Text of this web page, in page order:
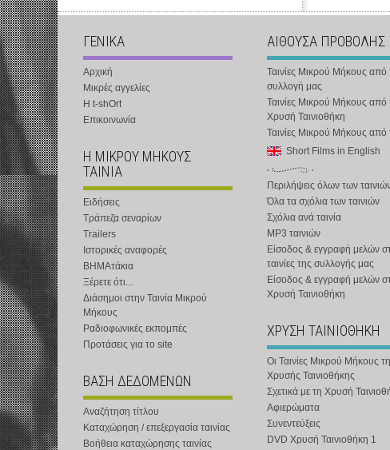
ΓΕΝΙΚΑ
Αρχική
Μικρές αγγελίες
Η t-shOrt
Επικοινωνία
Η ΜΙΚΡΟΥ ΜΗΚΟΥΣ
ΤΑΙΝΙΑ
Ειδήσεις
Τράπεζα σεναρίων
Trailers
Ιστορικές αναφορές
ΒΗΜΑτάκια
Ξέρετε ότι...
Διάσημοι στην Ταινία Μικρού
Μήκους
Ραδιοφωνικές εκπομπές
Προτάσεις για το site
ΒΑΣΗ ΔΕΔΟΜΕΝΩΝ
Αναζήτηση τίτλου
Καταχώρηση / επεξεργασία ταινίας
Βοήθεια καταχώρησης ταινίας
ΑΙΘΟΥΣΑ ΠΡΟΒΟΛΗΣ
Ταινίες Μικρού Μήκους από
συλλογή μας
Ταινίες Μικρού Μήκους από
Χρυσή Ταινιοθήκη
Ταινίες Μικρού Μήκους από
Short Films in English
Περιλήψεις όλων των
Όλα τα σχόλια των ταινιών
Σχόλια ανά ταινία
MP3 ταινιών
Είσοδος & εγγραφή μελών
ταινίες της συλλογής μας
Είσοδος & εγγραφή μελών
Χρυσή Ταινιοθήκη
ΧΡΥΣΗ ΤΑΙΝΙΟΘΗΚΗ
Οι Ταινίες Μικρού Μήκους
Χρυσής Ταινιοθήκης
Σχετικά με τη Χρυσή
Αφιερώματα
Συνεντεύξεις
DVD Χρυσή Ταινιοθήκη 1